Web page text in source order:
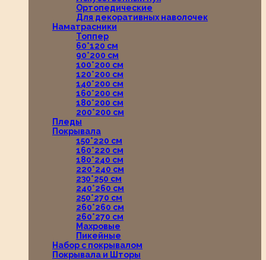
Ортопедические
Для декоративных наволочек
Наматрасники
Топпер
60*120 см
90*200 см
100*200 см
120*200 см
140*200 см
160*200 см
180*200 см
200*200 см
Пледы
Покрывала
150*220 см
160*220 см
180*240 см
220*240 см
230*250 см
240*260 см
250*270 см
260*260 см
260*270 см
Махровые
Пикейные
Набор с покрывалом
Покрывала и Шторы